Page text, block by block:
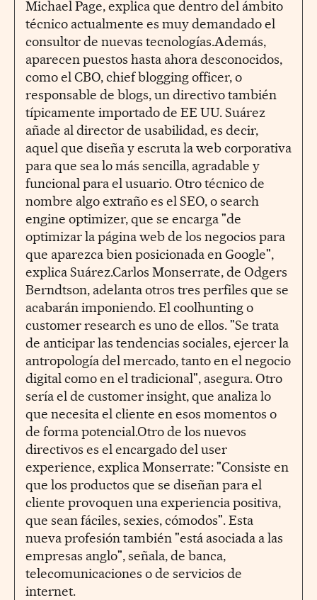
Michael Page, explica que dentro del ámbito
técnico actualmente es muy demandado el
consultor de nuevas tecnologías.Además,
aparecen puestos hasta ahora desconocidos,
como el CBO, chief blogging officer, o
responsable de blogs, un directivo también
típicamente importado de EE UU. Suárez
añade al director de usabilidad, es decir,
aquel que diseña y escruta la web corporativa
para que sea lo más sencilla, agradable y
funcional para el usuario. Otro técnico de
nombre algo extraño es el SEO, o search
engine optimizer, que se encarga "de
optimizar la página web de los negocios para
que aparezca bien posicionada en Google",
explica Suárez.Carlos Monserrate, de Odgers
Berndtson, adelanta otros tres perfiles que se
acabarán imponiendo. El coolhunting o
customer research es uno de ellos. "Se trata
de anticipar las tendencias sociales, ejercer la
antropología del mercado, tanto en el negocio
digital como en el tradicional", asegura. Otro
sería el de customer insight, que analiza lo
que necesita el cliente en esos momentos o
de forma potencial.Otro de los nuevos
directivos es el encargado del user
experience, explica Monserrate: "Consiste en
que los productos que se diseñan para el
cliente provoquen una experiencia positiva,
que sean fáciles, sexies, cómodos". Esta
nueva profesión también "está asociada a las
empresas anglo", señala, de banca,
telecomunicaciones o de servicios de
internet.